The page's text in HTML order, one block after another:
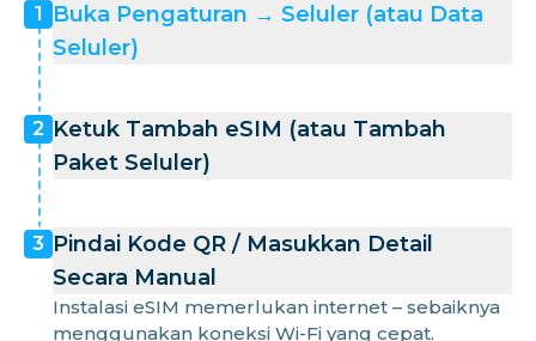
1
Buka Pengaturan → Seluler (atau Data
Seluler)
2 Ketuk Tambah eSIM (atau Tambah
Paket Seluler)
3 Pindai Kode QR / Masukkan Detail
Secara Manual
Instalasi eSIM memerlukan internet – sebaiknya
menggunakan koneksi Wi-Fi yang cepat.